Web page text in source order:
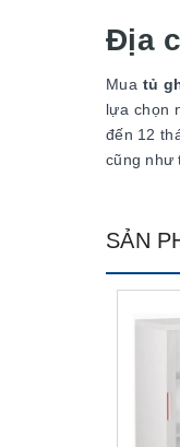
Địa
Mua tủ
lựa chọn
đến 12
cũng như
SẢN